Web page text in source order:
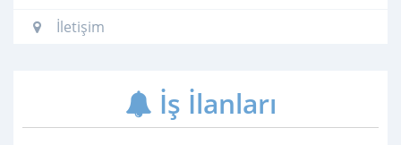
İletişim
İş İlanları